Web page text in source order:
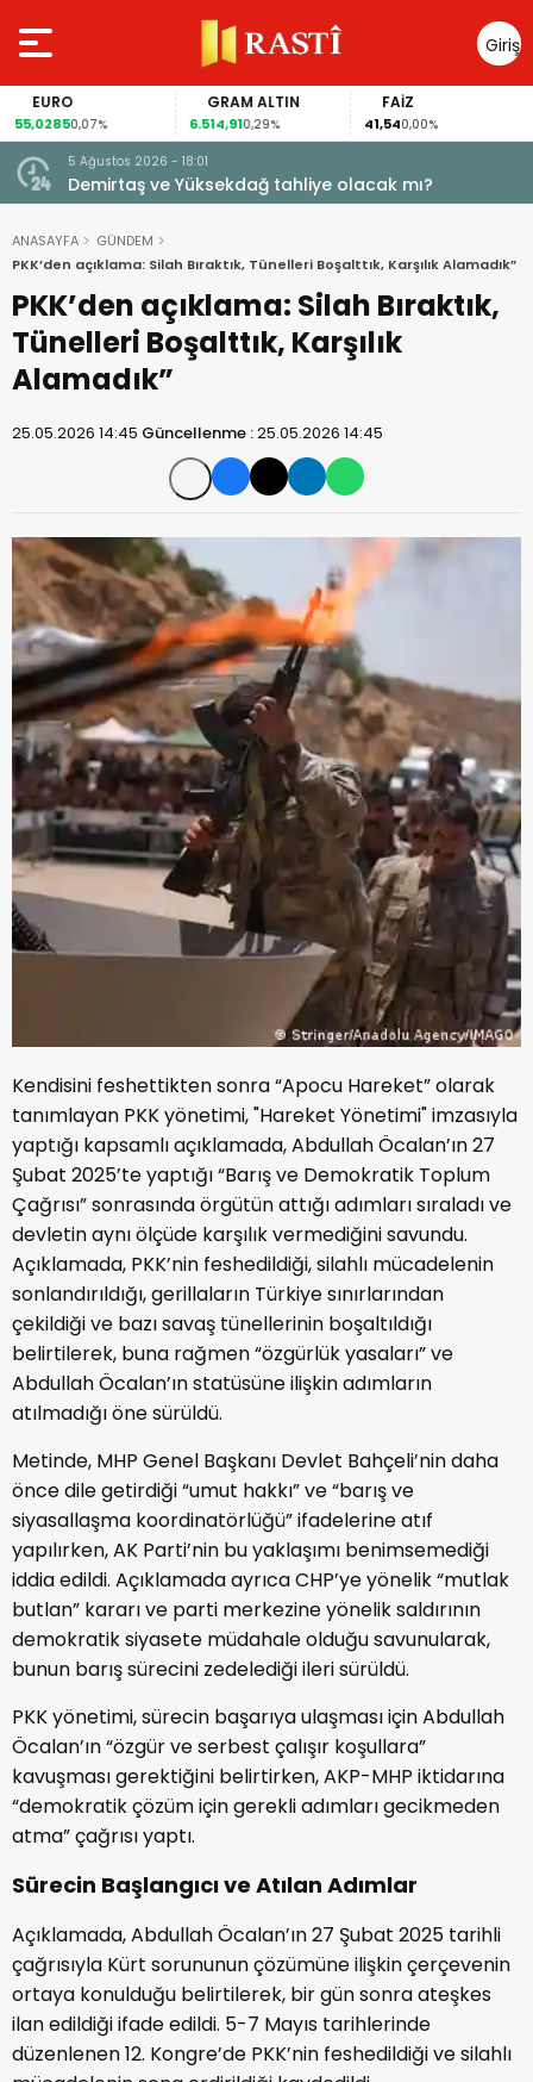
Giriş
Yap
EURO
55,02850,07%
GRAM ALTIN
6.514,910,29%
FAİZ
41,540,00%
5 Ağustos 2026 - 18:01
Demirtaş ve Yüksekdağ tahliye olacak mı?
ANASAYFA
GÜNDEM
PKK’den açıklama: Silah Bıraktık, Tünelleri Boşalttık, Karşılık Alamadık”
PKK’den açıklama: Silah Bıraktık,
Tünelleri Boşalttık, Karşılık
Alamadık”
25.05.2026 14:45 Güncellenme :25.05.2026 14:45
Kendisini feshettikten sonra “Apocu Hareket” olarak
tanımlayan PKK yönetimi, "Hareket Yönetimi" imzasıyla
yaptığı kapsamlı açıklamada, Abdullah Öcalan’ın 27
Şubat 2025’te yaptığı “Barış ve Demokratik Toplum
Çağrısı” sonrasında örgütün attığı adımları sıraladı ve
devletin aynı ölçüde karşılık vermediğini savundu.
Açıklamada, PKK’nin feshedildiği, silahlı mücadelenin
sonlandırıldığı, gerillaların Türkiye sınırlarından
çekildiği ve bazı savaş tünellerinin boşaltıldığı
belirtilerek, buna rağmen “özgürlük yasaları” ve
Abdullah Öcalan’ın statüsüne ilişkin adımların
atılmadığı öne sürüldü.
Metinde, MHP Genel Başkanı Devlet Bahçeli’nin daha
önce dile getirdiği “umut hakkı” ve “barış ve
siyasallaşma koordinatörlüğü” ifadelerine atıf
yapılırken, AK Parti’nin bu yaklaşımı benimsemediği
iddia edildi. Açıklamada ayrıca CHP’ye yönelik “mutlak
butlan” kararı ve parti merkezine yönelik saldırının
demokratik siyasete müdahale olduğu savunularak,
bunun barış sürecini zedelediği ileri sürüldü.
PKK yönetimi, sürecin başarıya ulaşması için Abdullah
Öcalan’ın “özgür ve serbest çalışır koşullara”
kavuşması gerektiğini belirtirken, AKP-MHP iktidarına
“demokratik çözüm için gerekli adımları gecikmeden
atma” çağrısı yaptı.
Sürecin Başlangıcı ve Atılan Adımlar
Açıklamada, Abdullah Öcalan’ın 27 Şubat 2025 tarihli
çağrısıyla Kürt sorununun çözümüne ilişkin çerçevenin
ortaya konulduğu belirtilerek, bir gün sonra ateşkes
ilan edildiği ifade edildi. 5-7 Mayıs tarihlerinde
düzenlenen 12. Kongre’de PKK’nin feshedildiği ve silahlı